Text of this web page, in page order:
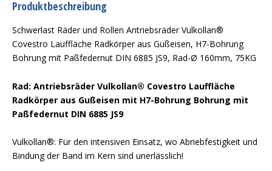
Produktbeschreibung
Schwerlast Räder und Rollen Antriebsräder Vulkollan®
Covestro Lauffläche Radkörper aus Gußeisen, H7-Bohrung
Bohrung mit Paßfedernut DIN 6885 JS9, Rad-Ø 160mm, 75KG
Rad: Antriebsräder Vulkollan® Covestro Lauffläche
Radkörper aus Gußeisen mit H7-Bohrung Bohrung mit
Paßfedernut DIN 6885 JS9
Vulkollan®: Für den intensiven Einsatz, wo Abriebfestigkeit und
Bindung der Band im Kern sind unerlässlich!